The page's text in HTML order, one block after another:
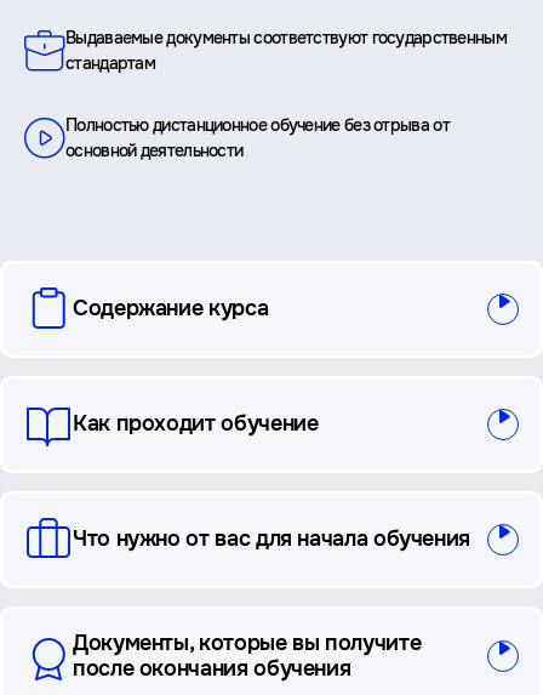
Выдаваемые документы соответствуют государственным
стандартам
Полностью дистанционное обучение без отрыва от
основной деятельности
вопросы
Содержание курса
Как проходит обучение
Что нужно от вас для начала обучения
Документы, которые вы получите
после окончания обучения